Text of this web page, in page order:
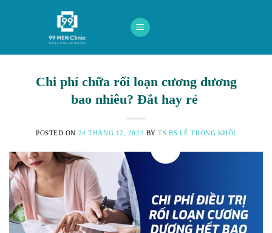
Chi phí chữa rối loạn cương dương
bao nhiêu? Đắt hay rẻ
POSTED ON 24 THÁNG 12, 2023 BYTS.BS LÊ TRỌNG KHÔI